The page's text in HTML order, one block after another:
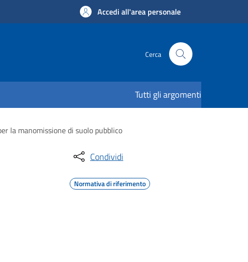
Accedi all'area personale
Cerca
Tutti gli argomenti
la manomissione di suolo pubblico
Condividi
Normativa di riferimento